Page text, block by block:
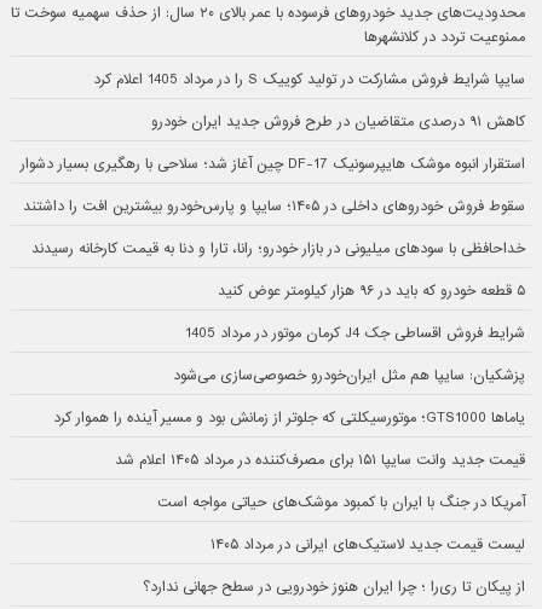
محدودیت‌های جدید خودروهای فرسوده با عمر بالای ۲۰ سال: از حذف سهمیه سوخت تا
ممنوعیت تردد در کلانشهرها
سایپا شرایط فروش مشارکت در تولید کوییک S را در مرداد 1405 اعلام کرد
کاهش ۹۱ درصدی متقاضیان در طرح فروش جدید ایران خودرو
استقرار انبوه موشک هایپرسونیک DF-17 چین آغاز شد؛ سلاحی با رهگیری بسیار دشوار
سقوط فروش خودروهای داخلی در ۱۴۰۵؛ سایپا و پارس‌خودرو بیشترین افت را داشتند
خداحافظی با سودهای میلیونی در بازار خودرو؛ رانا، تارا و دنا به قیمت کارخانه رسیدند
۵ قطعه خودرو که باید در ۹۶ هزار کیلومتر عوض کنید
شرایط فروش اقساطی جک J4 کرمان موتور در مرداد 1405
پزشکیان: سایپا هم مثل ایران‌خودرو خصوصی‌سازی می‌شود
یاماها GTS1000؛ موتورسیکلتی که جلوتر از زمانش بود و مسیر آینده را هموار کرد
قیمت جدید وانت سایپا ۱۵۱ برای مصرف‌کننده در مرداد ۱۴۰۵ اعلام شد
آمریکا در جنگ با ایران با کمبود موشک‌های حیاتی مواجه است
لیست قیمت جدید لاستیک‌های ایرانی در مرداد ۱۴۰۵
از پیکان تا ری‌را ؛ چرا ایران هنوز خودرویی در سطح جهانی ندارد؟